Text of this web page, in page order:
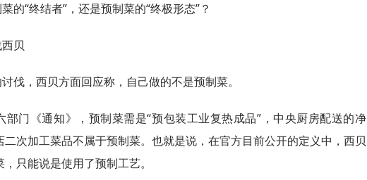
的“终结者”，还是预制菜的“终极形态”？
贝
伐，西贝方面回应称，自己做的不是预制菜。
部门《通知》，预制菜需是“预包装工业复热成品”，中央厨房配送的净
二次加工菜品不属于预制菜。也就是说，在官方目前公开的定义中，西贝
只能说是使用了预制工艺。